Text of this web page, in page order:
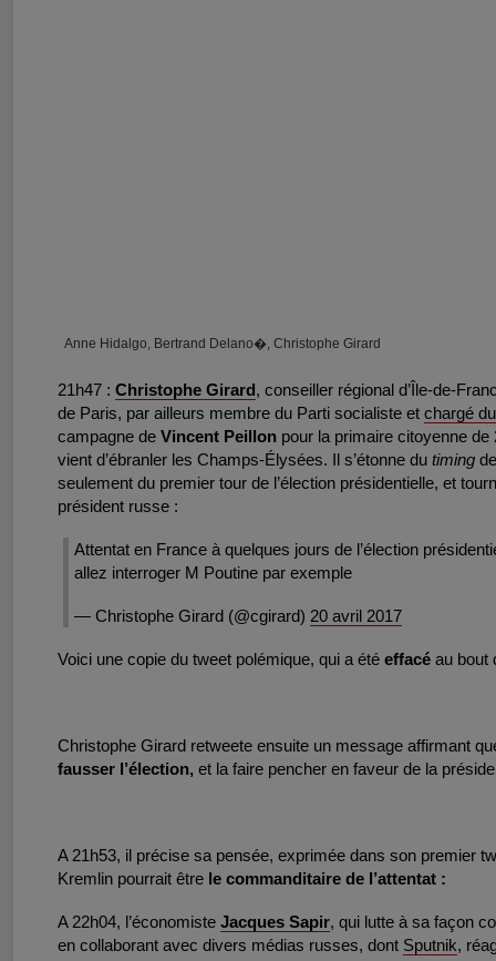
Anne Hidalgo, Bertrand Delano�, Christophe Girard
21h47 : Christophe Girard, conseiller régional d’Île-de-
de Paris, par ailleurs membre du Parti socialiste et chargé
campagne de Vincent Peillon pour la primaire citoyenne
vient d’ébranler les Champs-Élysées. Il s’étonne du timing
seulement du premier tour de l’élection présidentielle, et
président russe :
Attentat en France à quelques jours de l’élection
allez interroger M Poutine par exemple
— Christophe Girard (@cgirard) 20 avril 2017
Voici une copie du tweet polémique, qui a été effacé au bout
Christophe Girard retweete ensuite un message affirmant
fausser l’élection, et la faire pencher en faveur de la
A 21h53, il précise sa pensée, exprimée dans son premier
Kremlin pourrait être le commanditaire de l’attentat :
A 22h04, l’économiste Jacques Sapir, qui lutte à sa façon
en collaborant avec divers médias russes, dont Sputnik,